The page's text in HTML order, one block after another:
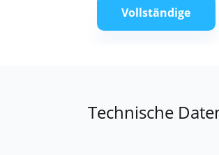
Vollständige
Technische